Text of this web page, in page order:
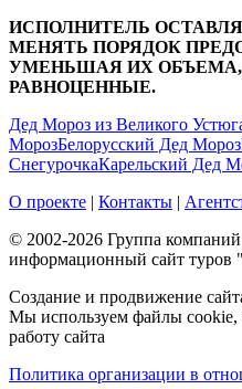
ИСПОЛНИТЕЛЬ
МЕНЯТЬ ПОРЯДОК
УМЕНЬШАЯ ИХ ОБЪЕМА,
РАВНОЦЕННЫЕ.
Дед Мороз из Великого
МорозБелорусский Дед Мороз
СнегурочкаКарельский Дед
О проекте | Контакты |
© 2002-2026 Группа
информационный сайт
Создание и продвижение
Мы используем файлы
работу сайта
Политика организации в